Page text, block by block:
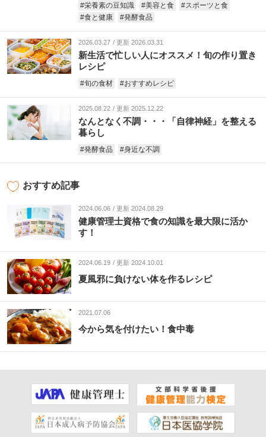
#栄養素の豆知識 #美容と食
#スポーツと食
#食と健康
#発酵食品
新生活で忙しい人にオススメ！旬の作り置き
レシピ
2026.03.27 更新 2026.03.31
#旬の食材 #おすすめレシピ
なんとなく不調・・・「自律神経」を整える
暮らし
2025.08.22 更新 2025.12.22
#発酵食品 #身近な不調
おすすめ記事
健康管理士資格で食の知識を最大限に活か
す！
2024.06.06 更新 2024.08.29
夏風邪に負けない体を作るレシピ
2024.06.19 更新 2024.10.01
今から気を付けたい！食中毒
2021.07.06